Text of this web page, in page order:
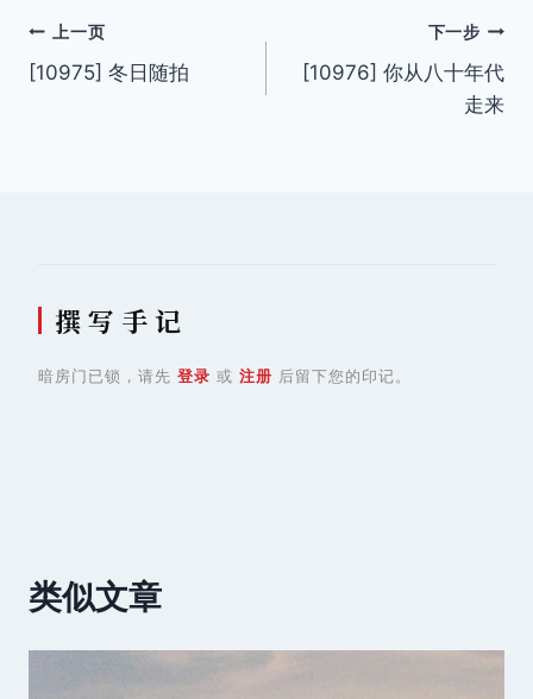
文
章
上一页
[10975] 冬日随拍
下一步
[10976] 你从八十年代
走来
撰 写 手 记
暗房门已锁，请先 登录 或 注册 后留下您的印记。
类似文章